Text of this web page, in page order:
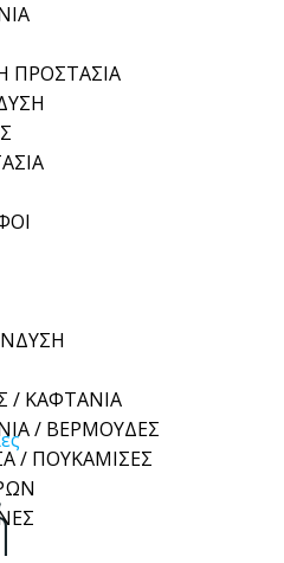
ΠΡΟΣΤΑΣΙΑ
/ ΚΑΦΤΑΝΙΑ
/ ΒΕΡΜΟΥΔΕΣ
/ ΠΟΥΚΑΜΙΣΕΣ